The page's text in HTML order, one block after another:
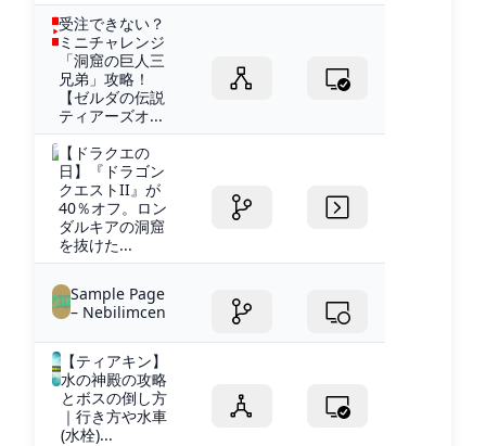
受注できない？
ミニチャレンジ
「洞窟の巨人三
兄弟」攻略！
【ゼルダの伝説
ティアーズオ...
【ドラクエの
日】『ドラゴン
クエストII』が
40％オフ。ロン
ダルキアの洞窟
を抜けた...
Sample Page
– Nebilimcen
【ティアキン】
水の神殿の攻略
とボスの倒し方
｜行き方や水車
(水栓)...